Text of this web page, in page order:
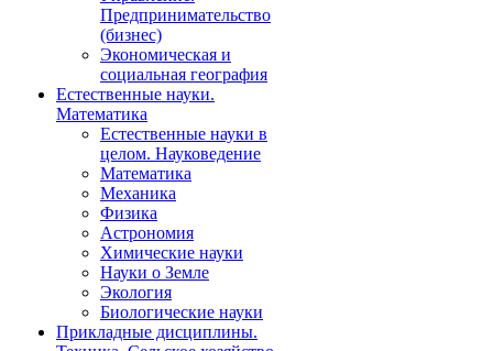
Предпринимательство
(бизнес)
Экономическая и
социальная география
Естественные науки.
Математика
Естественные науки в
целом. Науковедение
Математика
Механика
Физика
Астрономия
Химические науки
Науки о Земле
Экология
Биологические науки
Прикладные дисциплины.